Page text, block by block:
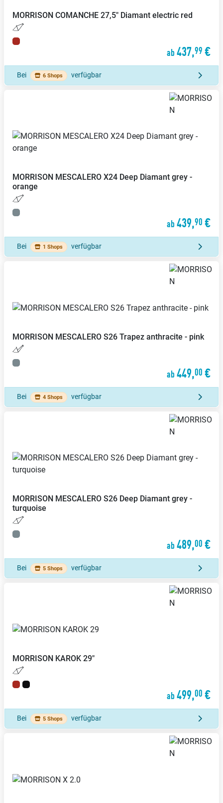
MORRISON COMANCHE 27,5" Diamant electric red
ab 437,99 €
Bei 6 Shops verfügbar
MORRISON MESCALERO X24 Deep Diamant grey -
orange
ab 439,90 €
Bei 1 Shops verfügbar
MORRISON MESCALERO S26 Trapez anthracite - pink
ab 449,00 €
Bei 4 Shops verfügbar
MORRISON MESCALERO S26 Deep Diamant grey -
turquoise
ab 489,00 €
Bei 5 Shops verfügbar
MORRISON KAROK 29"
ab 499,00 €
Bei 5 Shops verfügbar